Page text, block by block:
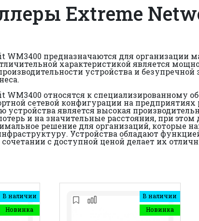
Extreme
предназначаются для организации
характеристикой является
устройства и
относятся к специализированному
сетевой конфигурации на предприятиях
устройства является высокая
и на значительные расстояния, при
решение для организаций, которые
Устройства обладают
с доступной ценой делает их
В наличии
Новинка
В наличии
Новинка